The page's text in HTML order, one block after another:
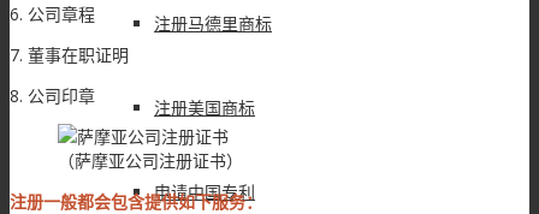
注册马德里商标
注册美国商标
申请中国专利
6. 公司章程
7. 董事在职证明
8. 公司印章
（萨摩亚公司注册证书）
注册一般都会包含提供如下服务：